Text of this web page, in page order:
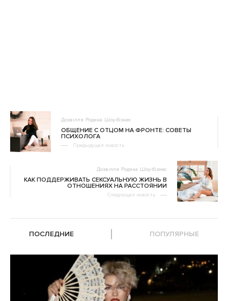
Дозвілля Родина Шоу-бізнес
ОБЩЕНИЕ С ОТЦОМ НА ФРОНТЕ: СОВЕТЫ
ПСИХОЛОГА
Предыдущая новость
Дозвілля Родина Шоу-бізнес
КАК ПОДДЕРЖИВАТЬ СЕКСУАЛЬНУЮ ЖИЗНЬ В
ОТНОШЕНИЯХ НА РАССТОЯНИИ
Следующая новость
ПОСЛЕДНИЕ ПОПУЛЯРНЫЕ